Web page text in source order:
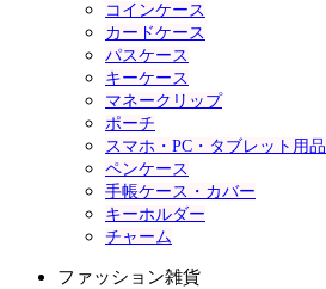
コインケース
カードケース
パスケース
キーケース
マネークリップ
ポーチ
スマホ・PC・タブレット用品
ペンケース
手帳ケース・カバー
キーホルダー
チャーム
ファッション雑貨